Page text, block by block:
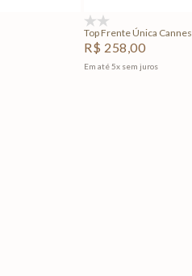
Top Frente Única Cannes
R$ 258,00
Em até 5x sem juros